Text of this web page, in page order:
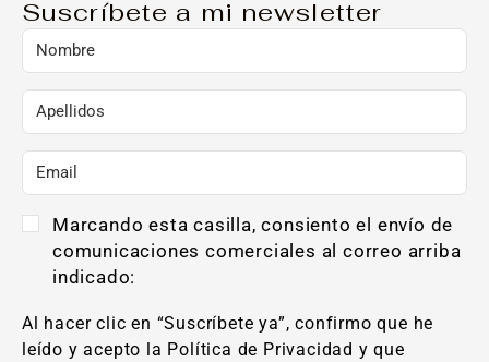
Suscríbete a mi newsletter
Marcando esta casilla, consiento el envío de
comunicaciones comerciales al correo arriba
indicado:
Al hacer clic en “Suscríbete ya”, confirmo que he
leído y acepto la Política de Privacidad y que